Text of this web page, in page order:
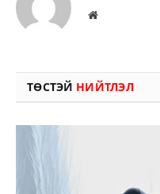
Вэбсайт
ТӨСТЭЙ НИЙТЛЭЛ